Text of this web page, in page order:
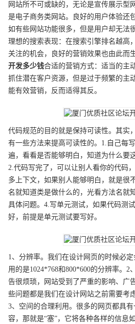
网站所不可或缺的，无论是宣传展示型
是电子商务类网站。良好的用户体验还
如有些网站功能很多，但是用户却无法
理想的搜索表现：在搜索引擎排名越高
关注的机会，良好的营销效果也由此而
开发多少钱合适的营销方式：适当的主
抓住潜在客户资源，但是过于频繁的主
能有效营销，反而适得其反。
代码规范的目的就是保持可读性。其实
有一些方法来提高可读性的。1.自己每
遍，看看是否能够明白，知道为什么要
2.代码写完了，可以让别人看你的代码
多上下文，如果别人能够明白，就是很
名就知道类是做什么的，光看方法名就
具体问题。4.写单元测试，如果代码测
好，前提是单元测试要写好。
1、分辨率。我们在设计网页的时候必
用的是1024*768和800*600的分辨率。2
告很烦琐，网站受到了严重的影响、广
些问题都是我们在设计网站之前需要考
3、空间的合理利用。很多的网页都具
容，那就是“塞”，它将各种各样的信息